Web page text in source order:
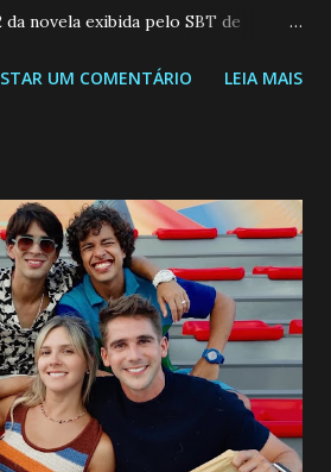
novela exibida pelo SBT de
do SBT de 08/06/26 a 14/06/26
ele demonstrou ser o tipo de
durante toda a vida. Camila
e imagina como seria o
conseguir seduzi-lo. Manuel avisa a
infidelidade de Gabriel com Joana.
de todas as suspeitas pelo
apontando que ele poderia
de Gabriel. Artur informa a Gabriel
UM COMENTÁRIO LEIA MAIS